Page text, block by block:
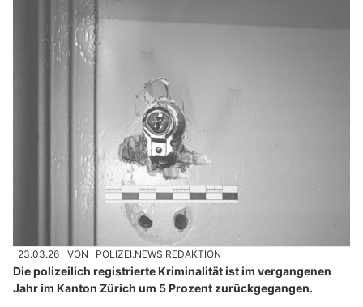
23.03.26 VON POLIZEI.NEWS REDAKTION
Die polizeilich registrierte Kriminalität ist im vergangenen
Jahr im Kanton Zürich um 5 Prozent zurückgegangen.